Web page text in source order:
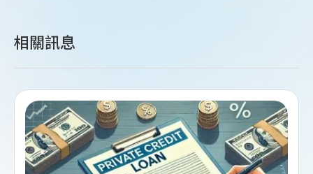
相關訊息